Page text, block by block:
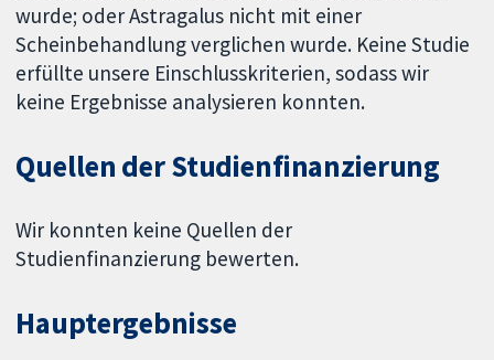
wurde; oder Astragalus nicht mit einer
Scheinbehandlung verglichen wurde. Keine Studie
erfüllte unsere Einschlusskriterien, sodass wir
keine Ergebnisse analysieren konnten.
Quellen der Studienfinanzierung
Wir konnten keine Quellen der
Studienfinanzierung bewerten.
Hauptergebnisse